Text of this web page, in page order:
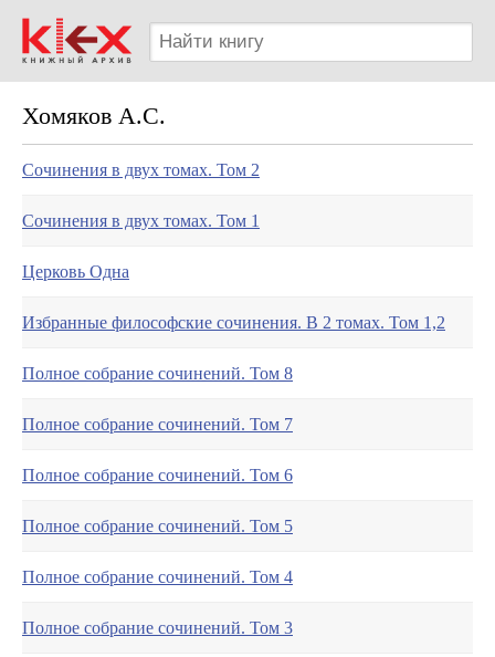
Хомяков А.С.
Сочинения в двух томах. Том 2
Сочинения в двух томах. Том 1
Церковь Одна
Избранные философские сочинения. В 2 томах. Том 1,2
Полное собрание сочинений. Том 8
Полное собрание сочинений. Том 7
Полное собрание сочинений. Том 6
Полное собрание сочинений. Том 5
Полное собрание сочинений. Том 4
Полное собрание сочинений. Том 3